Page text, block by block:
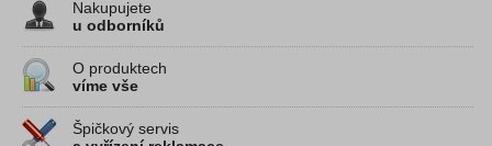
Nakupujete
u odborníků
O produktech
víme vše
Špičkový servis